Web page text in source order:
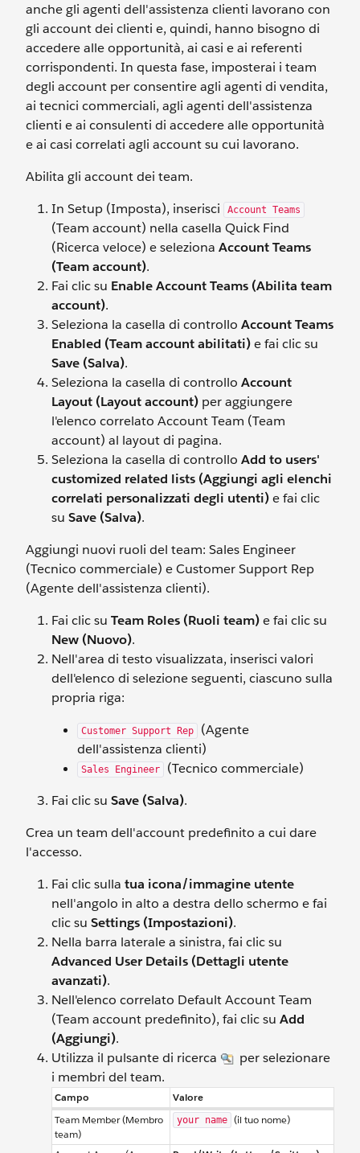
anche gli agenti dell'assistenza clienti lavorano con
gli account dei clienti e, quindi, hanno bisogno di
accedere alle opportunità, ai casi e ai referenti
corrispondenti. In questa fase, imposterai i team
degli account per consentire agli agenti di vendita,
ai tecnici commerciali, agli agenti dell'assistenza
clienti e ai consulenti di accedere alle opportunità
e ai casi correlati agli account su cui lavorano.
Abilita gli account dei team.
In Setup (Imposta), inserisci
Account Teams
(Team account) nella casella Quick Find
(Ricerca veloce) e seleziona Account Teams
(Team account).
Fai clic su Enable Account Teams (Abilita team
account).
Seleziona la casella di controllo Account Teams
Enabled (Team account abilitati)e fai clic su
Save (Salva).
Seleziona la casella di controllo Account
Layout (Layout account) per aggiungere
l'elenco correlato Account Team (Team
account) al layout di pagina.
Seleziona la casella di controllo Add to users'
customized related lists (Aggiungi agli elenchi
correlati personalizzati degli utenti)e fai clic
su Save (Salva).
Aggiungi nuovi ruoli del team: Sales Engineer
(Tecnico commerciale) e Customer Support Rep
(Agente dell'assistenza clienti).
Fai clic su Team Roles (Ruoli team)e fai clic su
New (Nuovo).
Nell'area di testo visualizzata, inserisci valori
dell'elenco di selezione seguenti, ciascuno sulla
propria riga:
Customer Support Rep
(Agente
dell'assistenza clienti)
Sales Engineer
(Tecnico commerciale)
Fai clic su Save (Salva).
Crea un team dell'account predefinito a cui dare
l'accesso.
Fai clic sulla tua icona/immagine utente
nell'angolo in alto a destra dello schermo e fai
clic su Settings (Impostazioni).
Nella barra laterale a sinistra, fai clic su
Advanced User Details (Dettagli utente
avanzati).
Nell'elenco correlato Default Account Team
(Team account predefinito), fai clic su Add
(Aggiungi).
Utilizza il pulsante di ricerca
per selezionare
i membri del team.
Campo
Valore
Team Member (Membro
team)
your name (il tuo nome)